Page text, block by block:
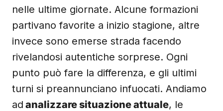
nelle ultime giornate. Alcune formazioni
partivano favorite a inizio stagione, altre
invece sono emerse strada facendo
rivelandosi autentiche sorprese. Ogni
punto può fare la differenza, e gli ultimi
turni si preannunciano infuocati. Andiamo
ad analizzare situazione attuale, le